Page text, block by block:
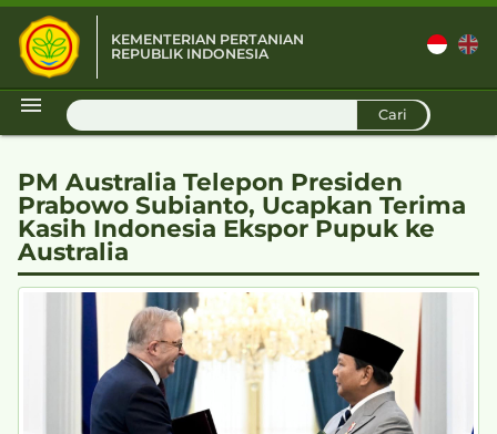
KEMENTERIAN PERTANIAN
REPUBLIK INDONESIA
Cari
D
PM Australia Telepon Presiden
Prabowo Subianto, Ucapkan Terima
Kasih Indonesia Ekspor Pupuk ke
Australia